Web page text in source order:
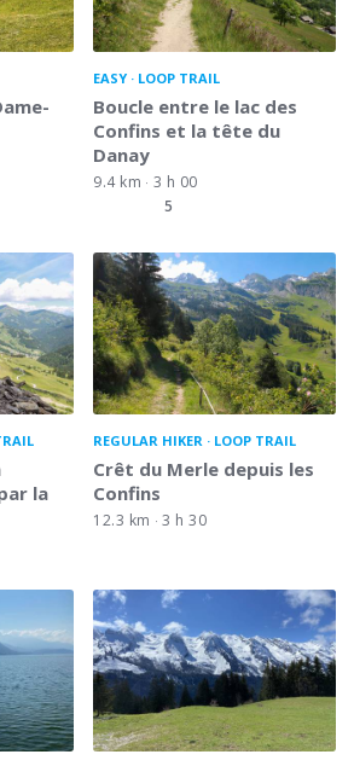
EASY LOOP TRAIL
Boucle entre le lac des
Confins et la tête du
Danay
9.4 km
3 h 00
5
la
REGULAR HIKER LOOP TRAIL
Crêt du Merle depuis les
Confins
12.3 km 3 h 30